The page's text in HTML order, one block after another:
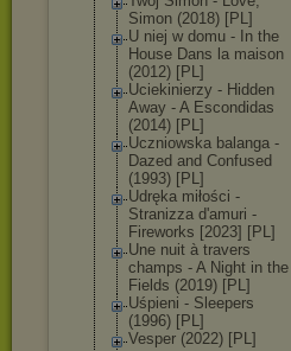
Simon (2018) [PL]
U niej w domu - In the
House Dans la maison
(2012) [PL]
Uciekinierzy - Hidden
Away - A Escondidas
(2014) [PL]
Uczniowska balanga -
Dazed and Confused
(1993) [PL]
Udręka miłości -
Stranizza d'amuri -
Fireworks [2023] [PL]
Une nuit à travers
champs - ‎A Night in the
Fields (2019) [PL]
Uśpieni - Sleepers
(1996) [PL]
Vesper (2022) [PL]